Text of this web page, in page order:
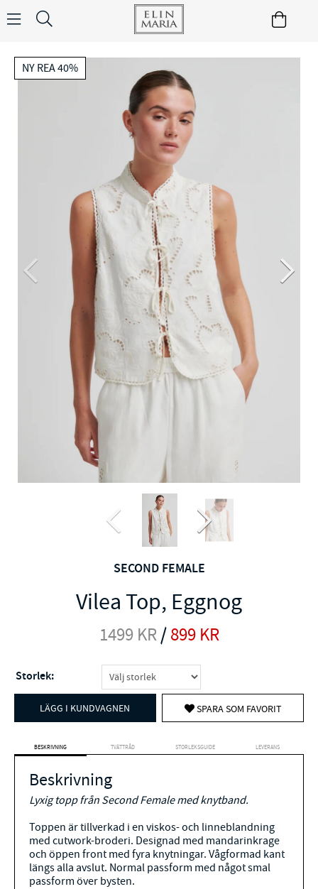
NY REA 40%
SECOND FEMALE
Vilea Top, Eggnog
1499 KR/899KR
Storlek:
LÄGG I KUNDVAGNEN SPARA SOM FAVORIT
BESKRIVNING TVÄTTRÅD STORLEKSGUIDE LEVERANS
Beskrivning
Lyxig topp från Second Female med knytband.
Toppen är tillverkad i en viskos- och linneblandning
med cutwork-broderi. Designad med mandarinkrage
och öppen front med fyra knytningar. Vågformad kant
längs alla avslut. Normal passform med något smal
passform över bysten.